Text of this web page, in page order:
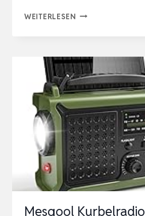
WEITERLESEN BLACKOUT
DAS
UMFANGREICHE
UND
PRAXISNAHE
BLACKOUT
BUCH
ZUR
WIE
EIN…
Mesqool